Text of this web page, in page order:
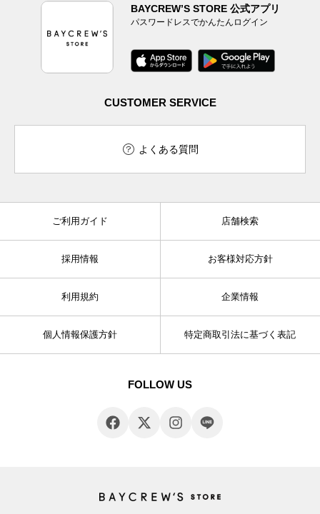
BAYCREW’S STORE 公式アプリ
パスワードレスでかんたんログイン
CUSTOMER SERVICE
よくある質問
ご利用ガイド 店舗検索
採用情報 お客様対応方針
利用規約 企業情報
個人情報保護方針 特定商取引法に基づく表記
FOLLOW US